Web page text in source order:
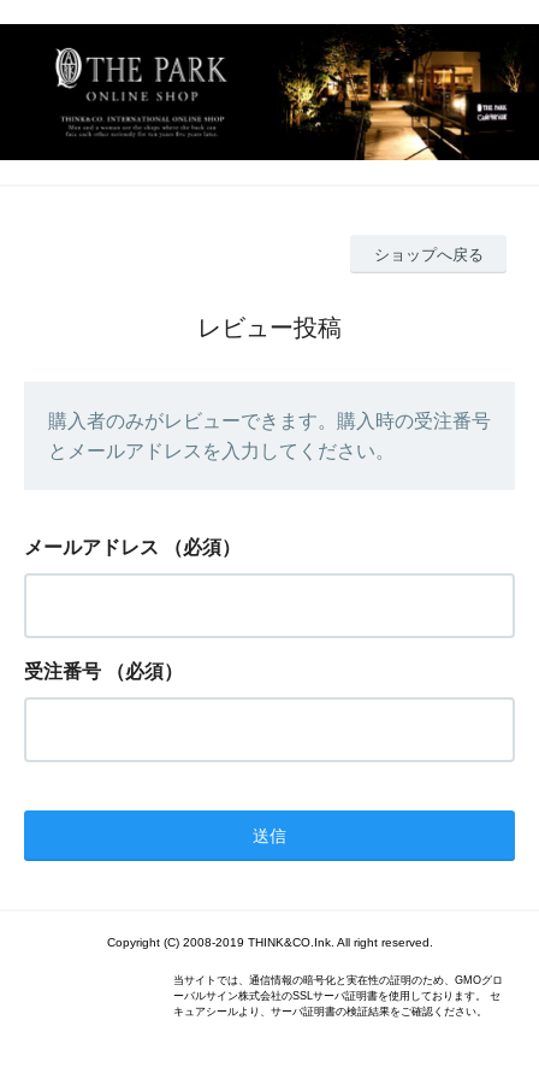
ショップへ戻る
レビュー投稿
購入者のみがレビューできます。購入時の受注番号
とメールアドレスを入力してください。
メールアドレス （必須）
受注番号 （必須）
Copyright (C) 2008-2019 THINK&CO.Ink. All right reserved.
当サイトでは、通信情報の暗号化と実在性の証明のため、GMOグロ
ーバルサイン株式会社のSSLサーバ証明書を使用しております。 セ
キュアシールより、サーバ証明書の検証結果をご確認ください。